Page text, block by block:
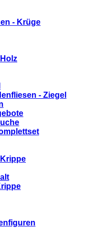
- Krüge
- Ziegel